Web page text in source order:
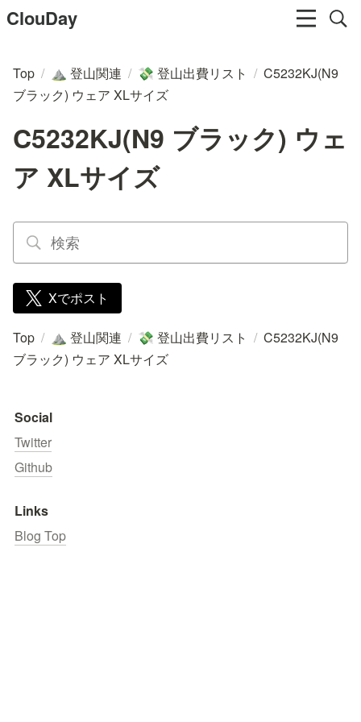
ClouDay
Top / ⛰️ 登山関連 / 💸 登山出費リスト / C5232KJ(N9
ブラック) ウェア XLサイズ
C5232KJ(N9 ブラック) ウェ
ア XLサイズ
Xでポスト
Top / ⛰️ 登山関連 / 💸 登山出費リスト / C5232KJ(N9
ブラック) ウェア XLサイズ
Social
Twitter
Github
Links
Blog Top